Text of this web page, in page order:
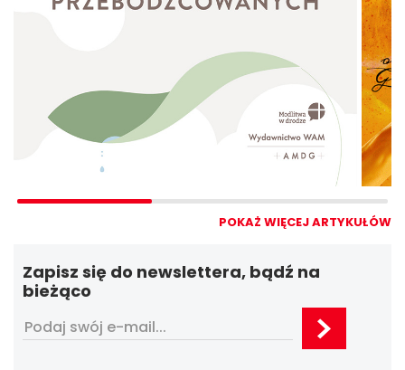
POKAŻ WIĘCEJ ARTYKUŁÓW
Zapisz się do newslettera, bądź na
bieżąco